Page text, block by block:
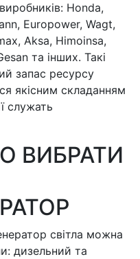
Honda,
Europower, Wagt,
Aksa, Himoinsa,
та інших. Такі
запас ресурсу
якісним складанням
служать
ВИБРАТИ
світла можна
дизельний та